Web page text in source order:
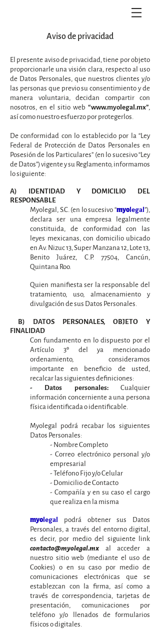
Aviso de privacidad
El presente aviso de privacidad, tiene por objeto
proporcionarle una visión clara, respecto al uso
de Datos Personales, que nuestros clientes y/o
las personas que previo su consentimiento y de
manera voluntaria, decidan compartir con
nosotros, en el sitio web “www.myolegal.mx”,
así como nuestro esfuerzo por protegerlos.
De conformidad con lo establecido por la “Ley
Federal de Protección de Datos Personales en
Posesión de los Particulares” (en lo sucesivo “Ley
de Datos”) vigente y su Reglamento, informamos
lo siguiente:
A) IDENTIDAD Y DOMICILIO DEL
RESPONSABLE
Myolegal, S.C. (en lo sucesivo “myolegal”),
declara ser una empresa legalmente
constituida, de conformidad con las
leyes mexicanas, con domicilio ubicado
en Av. Nizuc 13, Super Manzana 12, Lote 13,
Benito Juárez, C.P. 77504, Cancún,
Quintana Roo.
Quien manifiesta ser la responsable del
tratamiento, uso, almacenamiento y
divulgación de sus Datos Personales.
B) DATOS PERSONALES, OBJETO Y
FINALIDAD
Con fundamento en lo dispuesto por el
Artículo 3º del ya mencionado
ordenamiento, consideramos
importante en beneficio de usted,
recalcar las siguientes definiciones:
- Datos personales:Cualquier
información concerniente a una persona
física identificada o identificable.
Myolegal podrá recabar los siguientes
Datos Personales:
- Nombre Completo
- Correo electrónico personal y/o
empresarial
- Teléfono Fijo y/o Celular
- Domicilio de Contacto
- Compañía y en su caso el cargo
que realiza en la misma
myolegal
podrá obtener sus Datos
Personales, a través del entorno digital,
es decir, por medio del siguiente link
contacto@myolegal.mx al acceder a
nuestro sitio web (mediante el uso de
Cookies) o en su caso por medio de
comunicaciones electrónicas que se
establezcan con la firma, así como a
través de correspondencia, tarjetas de
presentación, comunicaciones por
teléfono y/o llenados de formularios
físicos o digitales.